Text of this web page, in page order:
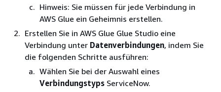
Hinweis: Sie müssen für jede Verbindung in
AWS Glue ein Geheimnis erstellen.
Erstellen Sie in AWS Glue Glue Studio eine
Verbindung unter Datenverbindungen, indem Sie
die folgenden Schritte ausführen:
Wählen Sie bei der Auswahl eines
Verbindungstyps ServiceNow.